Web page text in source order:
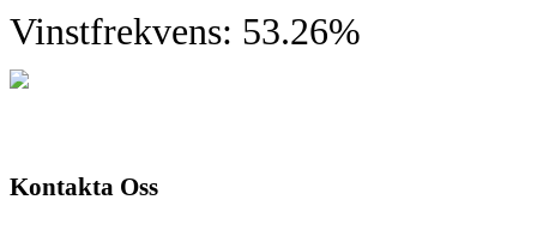
Vinstfrekvens: 53.26%
Kontakta Oss